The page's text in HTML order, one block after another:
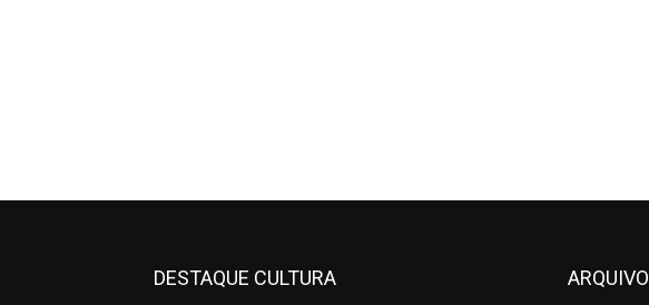
DESTAQUE CULTURA ARQUIVO